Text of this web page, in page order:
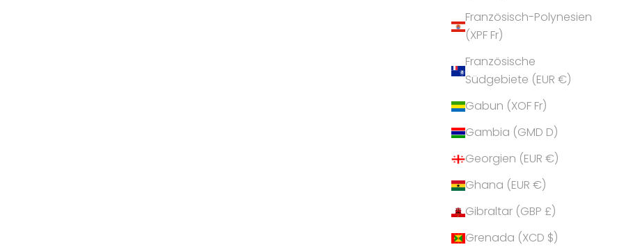
Französisch-Polynesien
(XPF Fr)
Französische
Südgebiete (EUR €)
Gabun (XOF Fr)
Gambia (GMD D)
Georgien (EUR €)
Ghana (EUR €)
Gibraltar (GBP £)
Grenada (XCD $)